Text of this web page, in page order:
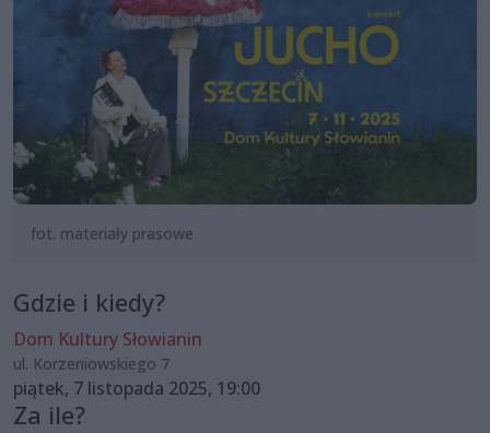
fot. materiały prasowe
Gdzie i kiedy?
Dom Kultury Słowianin
ul. Korzeniowskiego 7
piątek, 7 listopada 2025, 19:00
Za ile?